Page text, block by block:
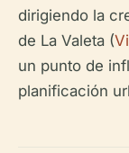
dirigiendo la
de La Valeta (
un punto de
planificación